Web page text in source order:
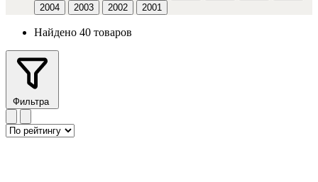
2004
2003 2002 2001
Найдено 40 товаров
Фильтра